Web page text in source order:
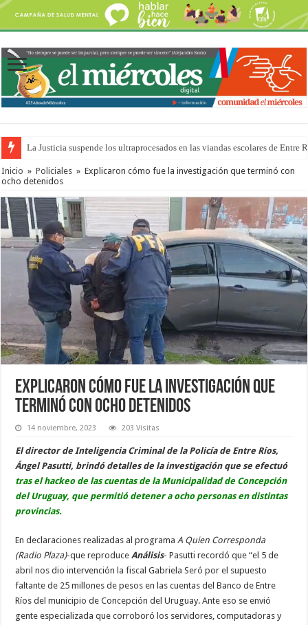
La Justicia suspende los ultraprocesados en las viandas escolares de Entre
Inicio » Policiales » Explicaron cómo fue la investigación que terminó con
ocho detenidos
Explicaron cómo fue la investigación que
terminó con ocho detenidos
14 noviembre, 2023 203 Visitas
El director de Inteligencia Criminal de la Policía de Entre Ríos,
Ángel Pasutti, brindó detalles de la investigación que se efectuó
tras el hackeo de las cuentas de la Municipalidad de Concepción
del Uruguay, que permitió detener a ocho personas en distintas
provincias.
En declaraciones realizadas al programa A Quien Corresponda
(Radio Plaza)-que reproduceAnálisis- Pasutti recordó que “el 5 de
abril nos dio intervención la fiscal Gabriela Seró por el supuesto
faltante de 25 millones de pesos en las cuentas del Banco de Entre
Ríos del municipio de Concepción del Uruguay. Ante eso se envió
gente especializada que corroboró los servidores, computadoras y